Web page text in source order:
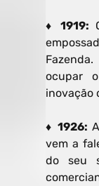
♦ 1919:
ocupar
inovação
♦ 1926:
vem a
do seu